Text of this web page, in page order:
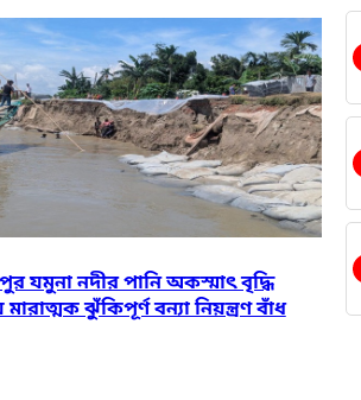
যমুনা নদীর পানি অকস্মাৎ বৃদ্ধি
ঝুঁকিপূর্ণ বন্যা নিয়ন্ত্রণ বাঁধ